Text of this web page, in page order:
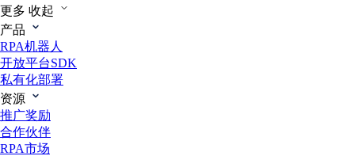
更多 收起
产品
RPA机器人
开放平台SDK
私有化部署
资源
推广奖励
合作伙伴
RPA市场